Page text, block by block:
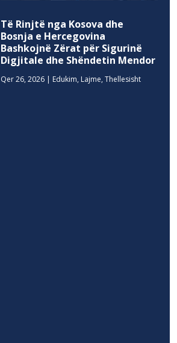
Të Rinjtë nga Kosova dhe
Bosnja e Hercegovina
Bashkojnë Zërat për Sigurinë
Digjitale dhe Shëndetin Mendor
Qer 26, 2026 | Edukim, Lajme,Thellesisht